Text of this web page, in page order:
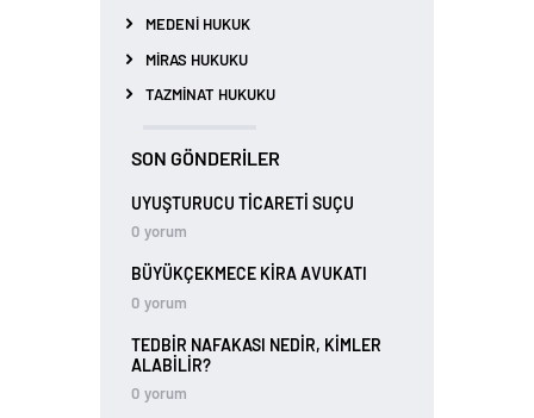
MEDENI HUKUK
MIRAS HUKUKU
TAZMINAT HUKUKU
SON GÖNDERILER
UYUŞTURUCU TİCARETİ SUÇU
0 yorum
BÜYÜKÇEKMECE KIRA AVUKATI
0 yorum
TEDBIR NAFAKASI NEDIR, KIMLER
ALABILIR?
0 yorum